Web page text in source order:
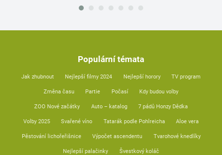
Populární témata
Jak zhubnout Nejlepší filmy 2024 Nejlepší horory TV program
Změna času Partie Počasí Kdy budou volby
ZOO Nové začátky Auto – katalog 7 pádů Honzy Dědka
Volby 2025 Svařené víno Tatarák podle Pohlreicha Aloe vera
Pěstování lichořeřišnice Výpočet ascendentu Tvarohové knedlíky
Nejlepší palačinky Švestkový koláč